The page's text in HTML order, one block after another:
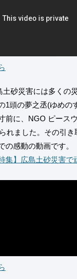
砂災害には多くの
1頭の夢之丞(ゆめの
前に、NGO ピース
れました。その引
の感動の動画です。
集】広島土砂災害